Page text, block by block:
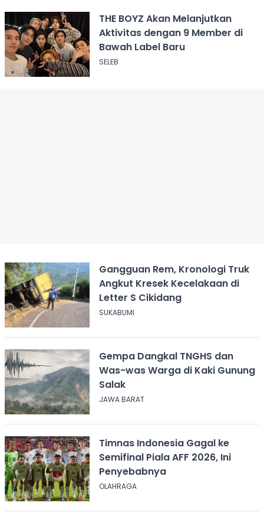
THE BOYZ Akan Melanjutkan
Aktivitas dengan 9 Member di
Bawah Label Baru
SELEB
Gangguan Rem, Kronologi Truk
Angkut Kresek Kecelakaan di
Letter S Cikidang
SUKABUMI
Gempa Dangkal TNGHS dan
Was-was Warga di Kaki Gunung
Salak
JAWA BARAT
Timnas Indonesia Gagal ke
Semifinal Piala AFF 2026, Ini
Penyebabnya
OLAHRAGA